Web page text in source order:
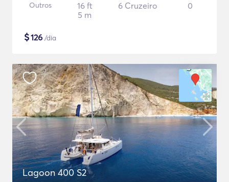
Outros
16 ft
5 m
6 Cruzeiro 0
$126 /dia
Lagoon 400 S2